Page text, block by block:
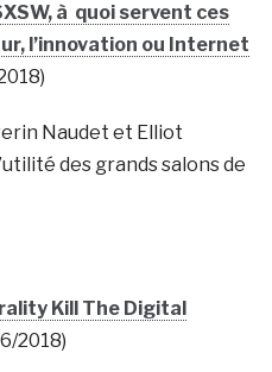
à quoi servent ces
l’innovation ou Internet
Naudet et Elliot
des grands salons de
Kill The Digital
2018)